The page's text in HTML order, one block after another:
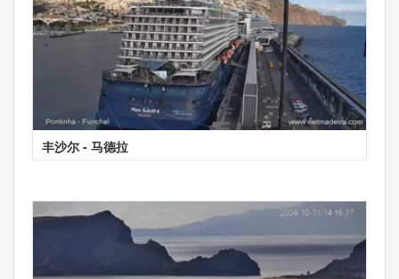
丰沙尔 - 马德拉